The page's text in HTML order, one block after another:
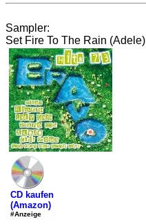
Sampler:
Set Fire To The Rain (Adele)
CD kaufen
(Amazon)
#Anzeige